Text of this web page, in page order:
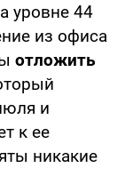
уровне 44
из офиса
отложить
и
к ее
никакие